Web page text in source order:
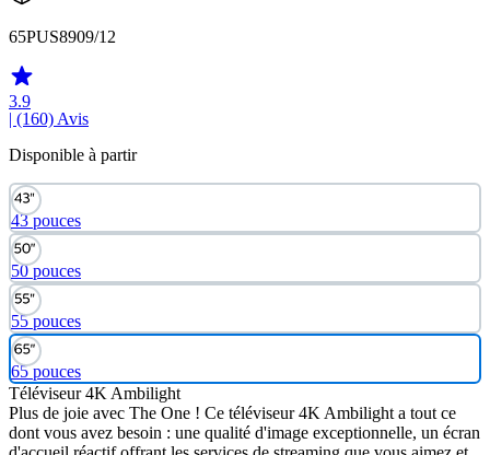
65PUS8909/12
3.9
| (160) Avis
Disponible à partir
43 pouces
50 pouces
55 pouces
65 pouces
Téléviseur 4K Ambilight
Plus de joie avec The One ! Ce téléviseur 4K Ambilight a tout ce
dont vous avez besoin : une qualité d'image exceptionnelle, un écran